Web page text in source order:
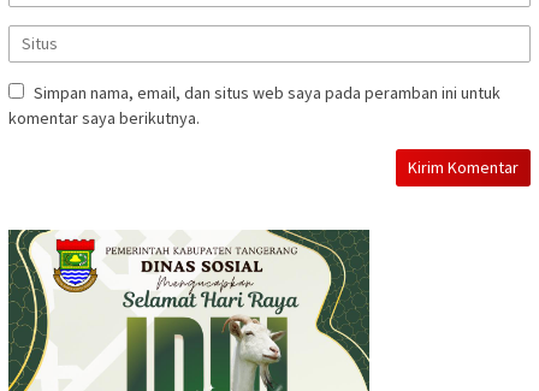
Simpan nama, email, dan situs web saya pada peramban ini untuk
komentar saya berikutnya.